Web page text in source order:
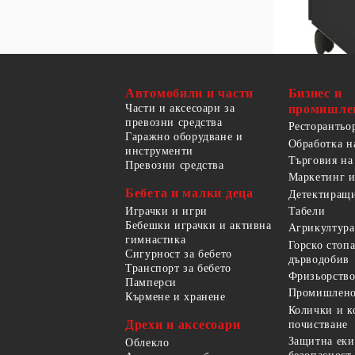
Автомобили и части
Части и аксесоари за
превозни средства
Гаражно оборудване и
инструменти
Превозни средства
Бебета и малки деца
Играчки и игри
Бебешки играчки и активна
гимнастика
Сигурност за бебето
Транспорт за бебето
Памперси
Кърмене и хранене
Дрехи и аксесоари
Облекло
Бизнес и
Обработка
Търговия
Маркетинг
Табели
Агрикултура
Горско
дърводобив
Колички и
почистване
Защитна